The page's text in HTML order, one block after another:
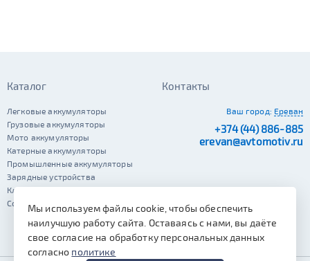
Каталог
Легковые аккумуляторы
Грузовые аккумуляторы
Мото аккумуляторы
Катерные аккумуляторы
Промышленные аккумуляторы
Зарядные устройства
Клеммы
Сопутствующие автотовары
Контакты
Ваш город: Ереван
+374 (44) 886-885
erevan@avtomotiv.ru
Мы используем файлы cookie, чтобы обеспечить
наилучшую работу сайта. Оставаясь с нами, вы даёте
свое согласие на обработку персональных данных
согласно политике